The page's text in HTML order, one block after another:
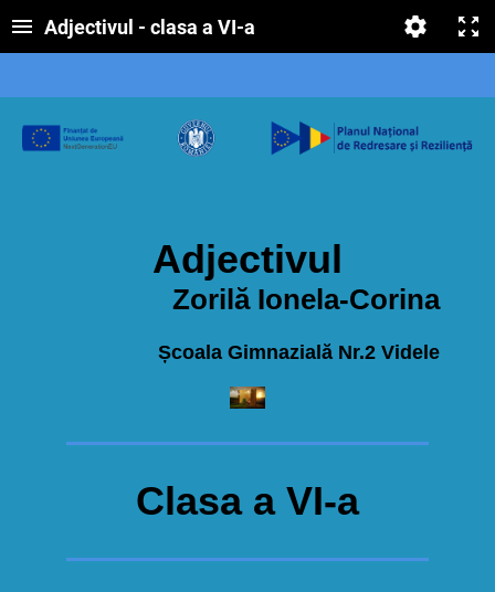
Adjectivul - clasa a VI-a
Adjectivul
Zorilă Ionela-Corina
Școala Gimnazială Nr.2 Videle
Clasa a VI-a